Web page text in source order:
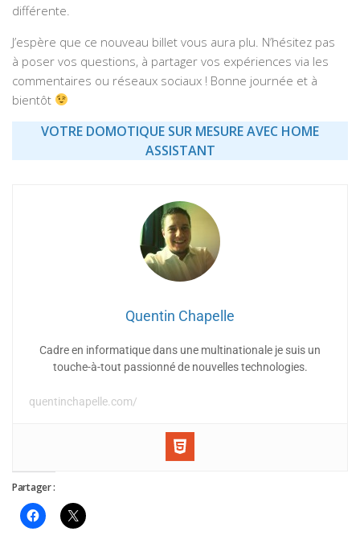
différente.
J’espère que ce nouveau billet vous aura plu. N’hésitez pas
à poser vos questions, à partager vos expériences via les
commentaires ou réseaux sociaux ! Bonne journée et à
bientôt
VOTRE DOMOTIQUE SUR MESURE AVEC HOME
ASSISTANT
Quentin Chapelle
Cadre en informatique dans une multinationale je suis un
touche-à-tout passionné de nouvelles technologies.
quentinchapelle.com/
Partager :